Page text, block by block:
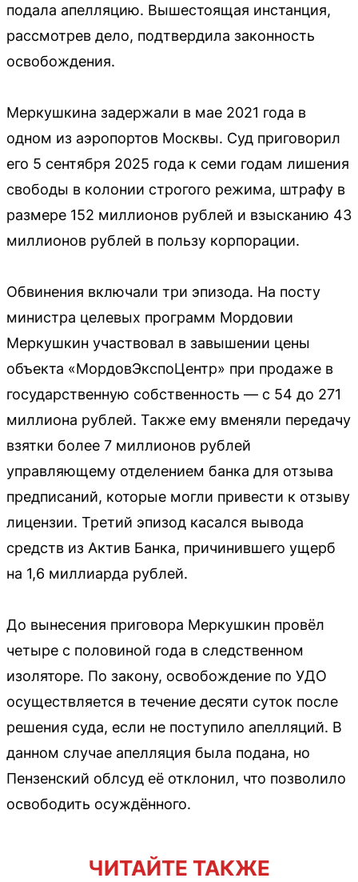
подала апелляцию. Вышестоящая инстанция,
рассмотрев дело, подтвердила законность
освобождения.
Меркушкина задержали в мае 2021 года в
одном из аэропортов Москвы. Суд приговорил
его 5 сентября 2025 года к семи годам лишения
свободы в колонии строгого режима, штрафу в
размере 152 миллионов рублей и взысканию 43
миллионов рублей в пользу корпорации.
Обвинения включали три эпизода. На посту
министра целевых программ Мордовии
Меркушкин участвовал в завышении цены
объекта «МордовЭкспоЦентр» при продаже в
государственную собственность — с 54 до 271
миллиона рублей. Также ему вменяли передачу
взятки более 7 миллионов рублей
управляющему отделением банка для отзыва
предписаний, которые могли привести к отзыву
лицензии. Третий эпизод касался вывода
средств из Актив Банка, причинившего ущерб
на 1,6 миллиарда рублей.
До вынесения приговора Меркушкин провёл
четыре с половиной года в следственном
изоляторе. По закону, освобождение по УДО
осуществляется в течение десяти суток после
решения суда, если не поступило апелляций. В
данном случае апелляция была подана, но
Пензенский облсуд её отклонил, что позволило
освободить осуждённого.
ЧИТАЙТЕ ТАКЖЕ